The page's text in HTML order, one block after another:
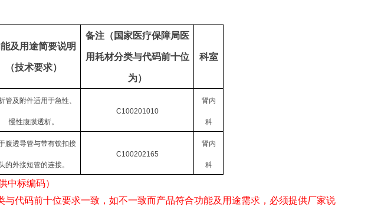
及用途简要说明
（技术要求）
备注（ 国家医疗保障局医
用耗材分类与代码前十位
为）
科室
管及附件适用于急性、
慢性腹膜透析。
C100201010
肾内
科
腹透导管与带有锁扣接
的外接短管的连接。
C100202165
肾内
科
中标编码）
与代码前十位要求一致，如不一致而产品符合功能及用途需求，必须提供厂家说